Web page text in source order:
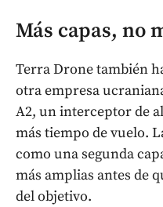
Más capas, no
Terra Drone también
otra empresa
A2, un interceptor de
más tiempo de vuelo.
como una segunda
más amplias antes de
del objetivo.